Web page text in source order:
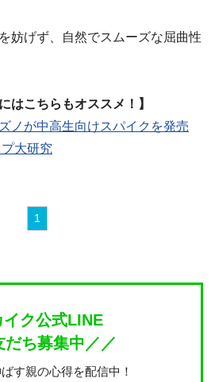
妨げず、自然でスムーズな屈曲性
はこちらもオススメ！】
ノが中高生向けスパイクを発売
大研究
1
イク公式LINE
だち募集中／／
す親の心得を配信中！